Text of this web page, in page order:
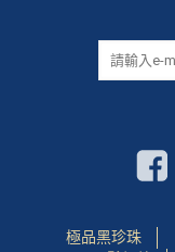
極品黑珍珠